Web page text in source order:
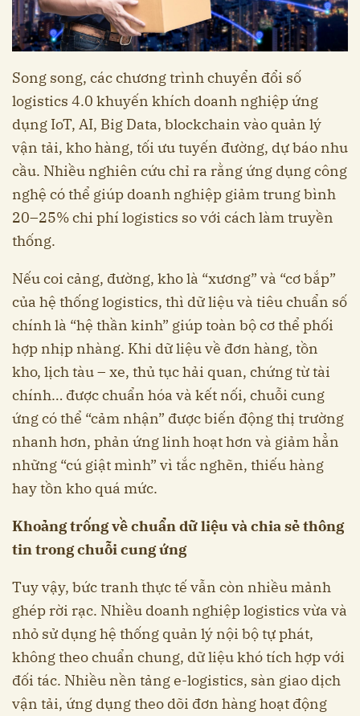
Song song, các chương trình chuyển đổi số
logistics 4.0 khuyến khích doanh nghiệp ứng
dụng IoT, AI, Big Data, blockchain vào quản lý
vận tải, kho hàng, tối ưu tuyến đường, dự báo nhu
cầu. Nhiều nghiên cứu chỉ ra rằng ứng dụng công
nghệ có thể giúp doanh nghiệp giảm trung bình
20–25% chi phí logistics so với cách làm truyền
thống.
Nếu coi cảng, đường, kho là “xương” và “cơ bắp”
của hệ thống logistics, thì dữ liệu và tiêu chuẩn số
chính là “hệ thần kinh” giúp toàn bộ cơ thể phối
hợp nhịp nhàng. Khi dữ liệu về đơn hàng, tồn
kho, lịch tàu – xe, thủ tục hải quan, chứng từ tài
chính… được chuẩn hóa và kết nối, chuỗi cung
ứng có thể “cảm nhận” được biến động thị trường
nhanh hơn, phản ứng linh hoạt hơn và giảm hẳn
những “cú giật mình” vì tắc nghẽn, thiếu hàng
hay tồn kho quá mức.
Khoảng trống về chuẩn dữ liệu và chia sẻ thông
tin trong chuỗi cung ứng
Tuy vậy, bức tranh thực tế vẫn còn nhiều mảnh
ghép rời rạc. Nhiều doanh nghiệp logistics vừa và
nhỏ sử dụng hệ thống quản lý nội bộ tự phát,
không theo chuẩn chung, dữ liệu khó tích hợp với
đối tác. Nhiều nền tảng e-logistics, sàn giao dịch
vận tải, ứng dụng theo dõi đơn hàng hoạt động